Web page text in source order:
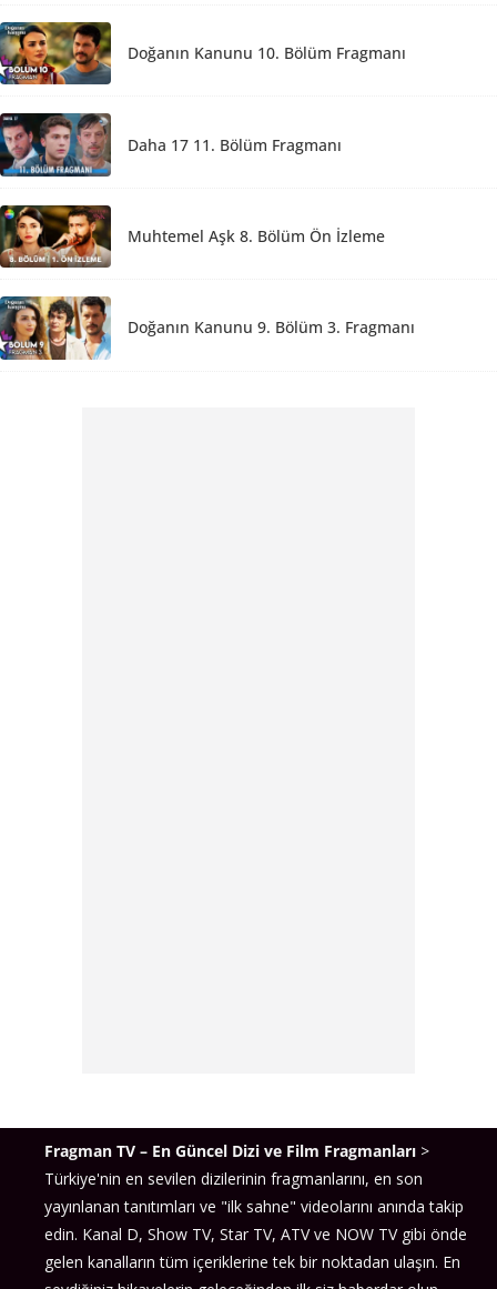
Doğanın Kanunu 10. Bölüm Fragmanı
Daha 17 11. Bölüm Fragmanı
Muhtemel Aşk 8. Bölüm Ön İzleme
Doğanın Kanunu 9. Bölüm 3. Fragmanı
Fragman TV – En Güncel Dizi ve Film Fragmanları >
Türkiye'nin en sevilen dizilerinin fragmanlarını, en son
yayınlanan tanıtımları ve "ilk sahne" videolarını anında takip
edin. Kanal D, Show TV, Star TV, ATV ve NOW TV gibi önde
gelen kanalların tüm içeriklerine tek bir noktadan ulaşın. En